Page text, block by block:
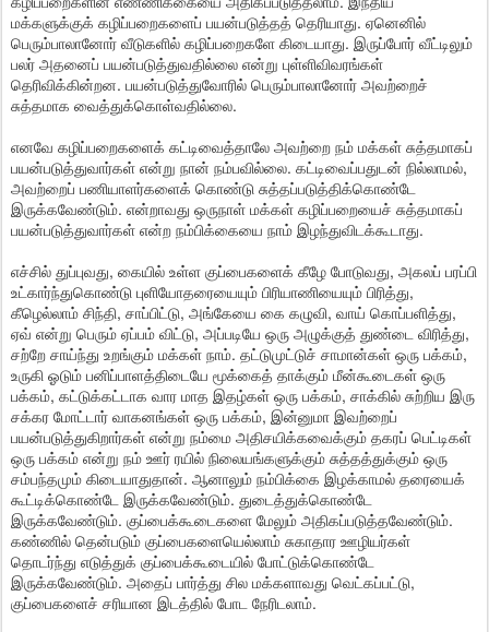
மக்களுக்குக் கழிப்பறைகளைப் பயன்படுத்தத் தெரியாது. ஏனெனில்
பெரும்பாலானோர் வீடுகளில் கழிப்பறைகளே கிடையாது. இருப்போர் வீட்டிலும்
பலர் அதனைப் பயன்படுத்துவதில்லை என்று புள்ளிவிவரங்கள்
தெரிவிக்கின்றன. பயன்படுத்துவோரில் பெரும்பாலானோர் அவற்றைச்
சுத்தமாக வைத்துக்கொள்வதில்லை.
எனவே கழிப்பறைகளைக் கட்டிவைத்தாலே அவற்றை நம் மக்கள் சுத்தமாகப்
பயன்படுத்துவார்கள் என்று நான் நம்பவில்லை. கட்டிவைப்பதுடன் நில்லாமல்,
அவற்றைப் பணியாளர்களைக் கொண்டு சுத்தப்படுத்திக்கொண்டே
இருக்கவேண்டும். என்றாவது ஒருநாள் மக்கள் கழிப்பறையைச் சுத்தமாகப்
பயன்படுத்துவார்கள் என்ற நம்பிக்கையை நாம் இழந்துவிடக்கூடாது.
எச்சில் துப்புவது, கையில் உள்ள குப்பைகளைக் கீழே போடுவது, அகலப் பரப்பி
உட்கார்ந்துகொண்டு புளியோதரையையும் பிரியாணியையும் பிரித்து,
கீழெல்லாம் சிந்தி, சாப்பிட்டு, அங்கேயை கை கழுவி, வாய் கொப்பளித்து,
ஏவ் என்று பெரும் ஏப்பம் விட்டு, அப்படியே ஒரு அழுக்குத் துண்டை விரித்து,
சற்றே சாய்ந்து உறங்கும் மக்கள் நாம். தட்டுமுட்டுச் சாமான்கள் ஒரு பக்கம்,
உருகி ஓடும் பனிப்பாளத்திடையே மூக்கைத் தாக்கும் மீன்கூடைகள் ஒரு
பக்கம், கட்டுக்கட்டாக வார மாத இதழ்கள் ஒரு பக்கம், சாக்கில் சுற்றிய இரு
சக்கர மோட்டார் வாகனங்கள் ஒரு பக்கம், இன்னுமா இவற்றைப்
பயன்படுத்துகிறார்கள் என்று நம்மை அதிசயிக்கவைக்கும் தகரப் பெட்டிகள்
ஒரு பக்கம் என்று நம் ஊர் ரயில் நிலையங்களுக்கும் சுத்தத்துக்கும் ஒரு
சம்பந்தமும் கிடையாதுதான். ஆனாலும் நம்பிக்கை இழக்காமல் தரையைக்
கூட்டிக்கொண்டே இருக்கவேண்டும். துடைத்துக்கொண்டே
இருக்கவேண்டும். குப்பைக்கூடைகளை மேலும் அதிகப்படுத்தவேண்டும்.
கண்ணில் தென்படும் குப்பைகளையெல்லாம் சுகாதார ஊழியர்கள்
தொடர்ந்து எடுத்துக் குப்பைக்கூடையில் போட்டுக்கொண்டே
இருக்கவேண்டும். அதைப் பார்த்து சில மக்களாவது வெட்கப்பட்டு,
குப்பைகளைச் சரியான இடத்தில் போட நேரிடலாம்.